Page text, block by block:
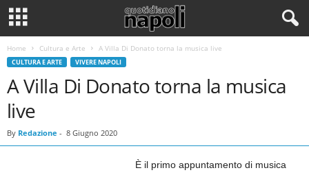
Home Cultura e Arte A Villa Di Donato torna la musica live
CULTURA E ARTE VIVERE NAPOLI
A Villa Di Donato torna la musica
live
By Redazione - 8 Giugno 2020
È il primo appuntamento di musica